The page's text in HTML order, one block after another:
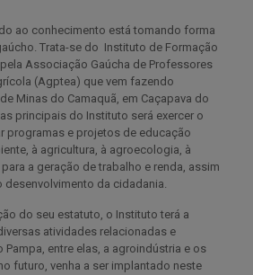
ao conhecimento está tomando forma
Trata-se do Instituto de Formação
Associação Gaúcha de Professores
(Agptea) que vem fazendo
Minas do Camaquã, em Caçapava do
principais do Instituto será exercer o
programas e projetos de educação
à agricultura, à agroecologia, à
a geração de trabalho e renda, assim
desenvolvimento da cidadania.
do seu estatuto, o Instituto terá a
atividades relacionadas e
entre elas, a agroindústria e os
futuro, venha a ser implantado neste